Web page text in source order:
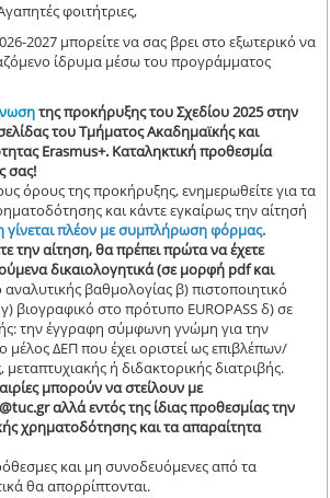
φοιτήτριες,
2027 μπορείτε να σας βρει στο εξωτερικό να
ίδρυμα μέσω του προγράμματος
της προκήρυξης του Σχεδίου 2025 στην
του Τμήματος Ακαδημαϊκής και
Erasmus+. Καταληκτική προθεσμία
σας!
όρους της προκήρυξης, ενημερωθείτε για τα
και κάντε εγκαίρως την αίτησή
γίνεται πλέον με συμπλήρωση φόρμας.
την αίτηση, θα πρέπει πρώτα να έχετε
δικαιολογητικά (σε μορφή pdf και
αναλυτικής βαθμολογίας β) πιστοποιητικό
βιογραφικό στο πρότυπο EUROPASS δ) σε
την έγγραφη σύμφωνη γνώμη για την
μέλος ΔΕΠ που έχει οριστεί ως επιβλέπων/
ή διδακτορικής διατριβής.
μπορούν να στείλουν με
αλλά εντός της ίδιας προθεσμίας την
χρηματοδότησης και τα απαραίτητα
και μη συνοδευόμενες από τα
θα απορρίπτονται.